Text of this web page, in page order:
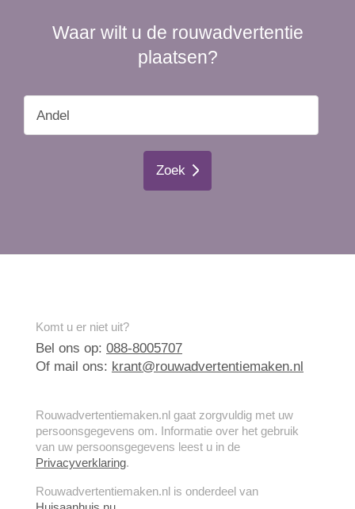
Waar wilt u de rouwadvertentie
plaatsen?
Zoek
Komt u er niet uit?
Bel ons op: 088-8005707
Of mail ons: krant@rouwadvertentiemaken.nl
Rouwadvertentiemaken.nl gaat zorgvuldig met uw
persoonsgegevens om. Informatie over het gebruik
van uw persoonsgegevens leest u in de
Privacyverklaring.
Rouwadvertentiemaken.nl is onderdeel van